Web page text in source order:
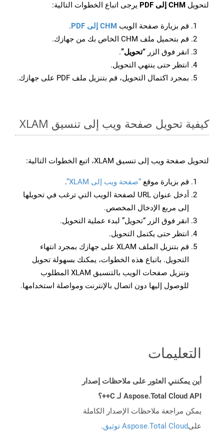
لتحويل CHM إلى PDF يرجى اتباع الخطوات التالية:
قم بزيارة صفحة الويب CHM إلى PDF
.
قم بتحميل ملف CHM الخاص بك من جهازك.
انقر فوق الزر “تحويل”.
انتظر حتى ينتهي التحويل.
بمجرد اكتمال التحويل، قم بتنزيل ملف PDF على جهازك.
كيفية تحويل صفحة ويب إلى تنسيق XLAM
لتحويل صفحة ويب إلى تنسيق XLAM، اتبع الخطوات التالية:
قم بزيارة موقع “صفحة ويب إلى XLAM”
.
أدخل عنوان URL لصفحة الويب التي ترغب في تحويلها
إلى مربع الإدخال المخصص.
انقر فوق الزر “تحويل” لبدء عملية التحويل.
انتظر حتى يكتمل التحويل.
قم بتنزيل الملف XLAM على جهازك بمجرد انتهاء
التحويل. باتباع هذه الخطوات، يمكنك بسهولة تحويل
وتنزيل صفحات الويب بالتنسيق XLAM المطلوب
للوصول إليها دون اتصال بالإنترنت ومواصلة استخدامها.
التعليمات
أين يمكنني العثور على ملاحظات إصدار
Aspose.Total Cloud API لـ C++؟
يمكن مراجعة ملاحظات الإصدار الكاملة
علىAspose.Total Cloud توثيق .